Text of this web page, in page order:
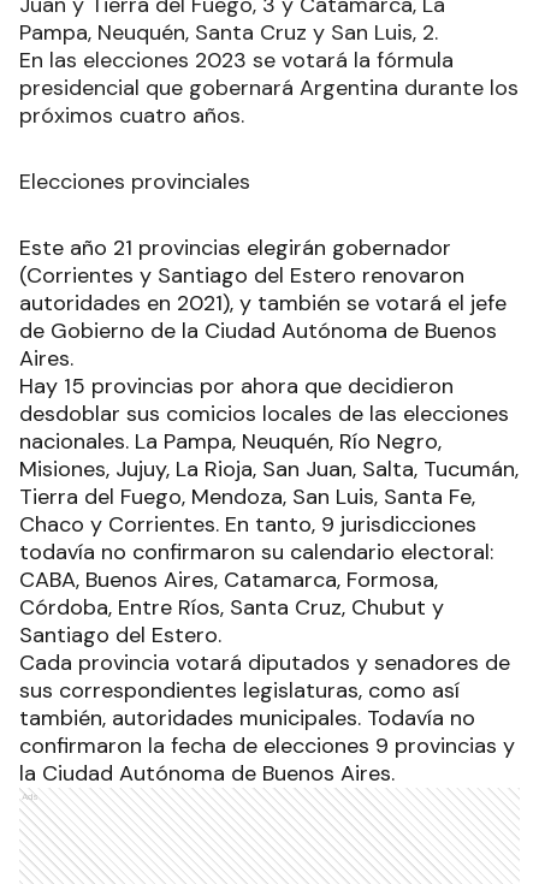
Pampa, Neuquén, Santa Cruz y San Luis, 2.
En las elecciones 2023 se votará la fórmula
presidencial que gobernará Argentina durante los
próximos cuatro años.
Elecciones provinciales
Este año 21 provincias elegirán gobernador
(Corrientes y Santiago del Estero renovaron
autoridades en 2021), y también se votará el jefe
de Gobierno de la Ciudad Autónoma de Buenos
Aires.
Hay 15 provincias por ahora que decidieron
desdoblar sus comicios locales de las elecciones
nacionales. La Pampa, Neuquén, Río Negro,
Misiones, Jujuy, La Rioja, San Juan, Salta, Tucumán,
Tierra del Fuego, Mendoza, San Luis, Santa Fe,
Chaco y Corrientes. En tanto, 9 jurisdicciones
todavía no confirmaron su calendario electoral:
CABA, Buenos Aires, Catamarca, Formosa,
Córdoba, Entre Ríos, Santa Cruz, Chubut y
Santiago del Estero.
Cada provincia votará diputados y senadores de
sus correspondientes legislaturas, como así
también, autoridades municipales. Todavía no
confirmaron la fecha de elecciones 9 provincias y
la Ciudad Autónoma de Buenos Aires.
Ads